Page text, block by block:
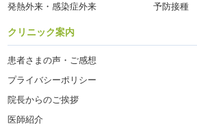
発熱外来・感染症外来
予防接種
クリニック案内
患者さまの声・ご感想
プライバシーポリシー
院長からのご挨拶
医師紹介